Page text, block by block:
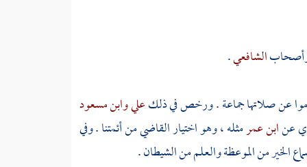
الشافعي.
عن صلاتها جماعة . ورخص في ذلكعليوابن مسعود
عنابن عمرمثله ، وهو اختيار القاضي من أئمتنا . وفي
الخير من الموعظة والعلم من الشيطان .